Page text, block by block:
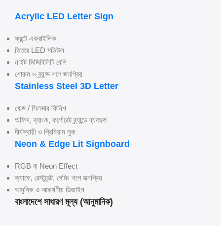
Acrylic LED Letter Sign
ফ্রন্টে এক্রাইলিক
ভিতরে LED মডিউল
নাইট ভিজিবিলিটি বেশি
শোরুম ও ব্র্যান্ড শপে জনপ্রিয়
Stainless Steel 3D Letter
গোল্ড / সিলভার ফিনিশ
অফিস, ব্যাংক, কর্পোরেট ব্র্যান্ডে ব্যবহৃত
দীর্ঘস্থায়ী ও প্রিমিয়াম লুক
Neon & Edge Lit Signboard
RGB বা Neon Effect
ক্যাফে, রেস্টুরেন্ট, গেমিং শপে জনপ্রিয়
আধুনিক ও আকর্ষণীয় ডিজাইন
বাংলাদেশে সাধারণ মূল্য (আনুমানিক)